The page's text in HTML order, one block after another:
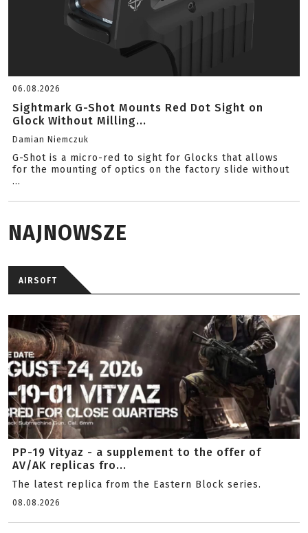
06.08.2026
Sightmark G-Shot Mounts Red Dot Sight on
Glock Without Milling...
Damian Niemczuk
G-Shot is a micro-red to sight for Glocks that allows
for the mounting of optics on the factory slide without
...
NAJNOWSZE
AIRSOFT
PP-19 Vityaz - a supplement to the offer of
AV/AK replicas fro...
The latest replica from the Eastern Block series.
08.08.2026